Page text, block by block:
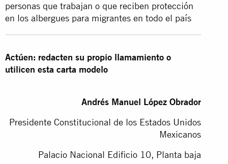
personas que trabajan o que reciben protección
en los albergues para migrantes en todo el país
Actúen: redacten su propio llamamiento o
utilicen esta carta modelo
Andrés Manuel López Obrador
Presidente Constitucional de los Estados Unidos
Mexicanos
Palacio Nacional Edificio 10, Planta baja